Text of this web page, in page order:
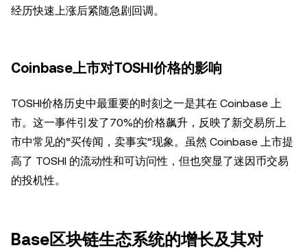
经历快速上涨后紧随急剧回调。
Coinbase上市对TOSHI价格的影响
TOSHI价格历史中最重要的时刻之一是其在 Coinbase 上
市。这一事件引发了70%的价格飙升，反映了新交易所上
市中常见的“买传闻，卖事实”现象。虽然 Coinbase 上市提
高了 TOSHI 的流动性和可访问性，但也突显了迷因币交易
的投机性。
Base区块链生态系统的增长及其对